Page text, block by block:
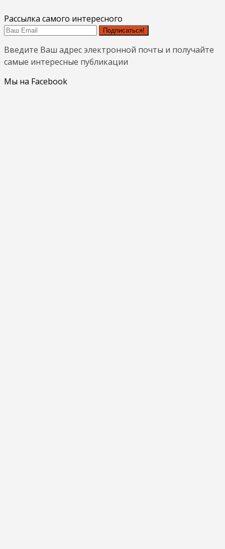
Рассылка самого интересного
Подписаться!
Введите Ваш адрес электронной почты и получайте
самые интересные публикации
Мы на Facebook